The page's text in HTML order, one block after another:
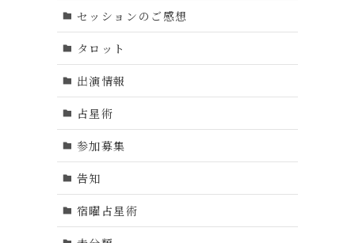
セッションのご感想
タロット
出演情報
占星術
参加募集
告知
宿曜占星術